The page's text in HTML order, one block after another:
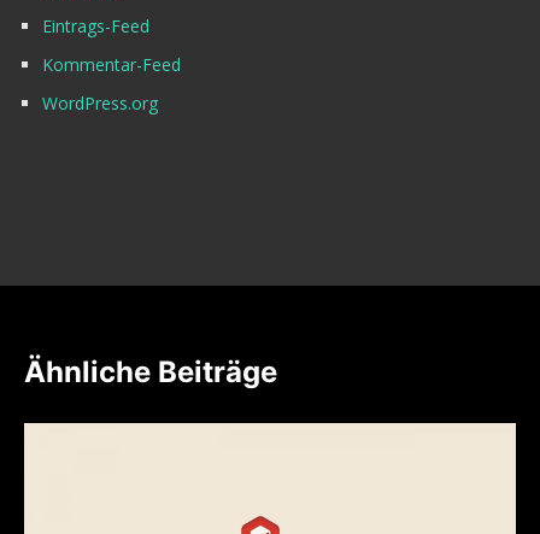
Eintrags-Feed
Kommentar-Feed
WordPress.org
Ähnliche Beiträge